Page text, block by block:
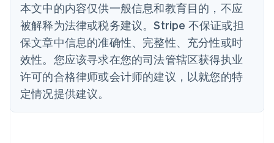
本文中的内容仅供一般信息和教育目的，不应
被解释为法律或税务建议。Stripe 不保证或担
保文章中信息的准确性、完整性、充分性或时
效性。您应该寻求在您的司法管辖区获得执业
许可的合格律师或会计师的建议，以就您的特
定情况提供建议。
English
丹麦
English
德国
DeutschEnglish
法国
FrançaisEnglish
芬兰
EnglishSvenska